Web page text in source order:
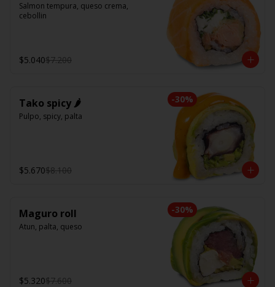
Salmon tempura, queso crema,
cebollin
$5.040$7.200
-30%
Tako spicy 🌶️
Pulpo, spicy, palta
$5.670$8.100
-30%
Maguro roll
Atun, palta, queso
$5.320$7.600